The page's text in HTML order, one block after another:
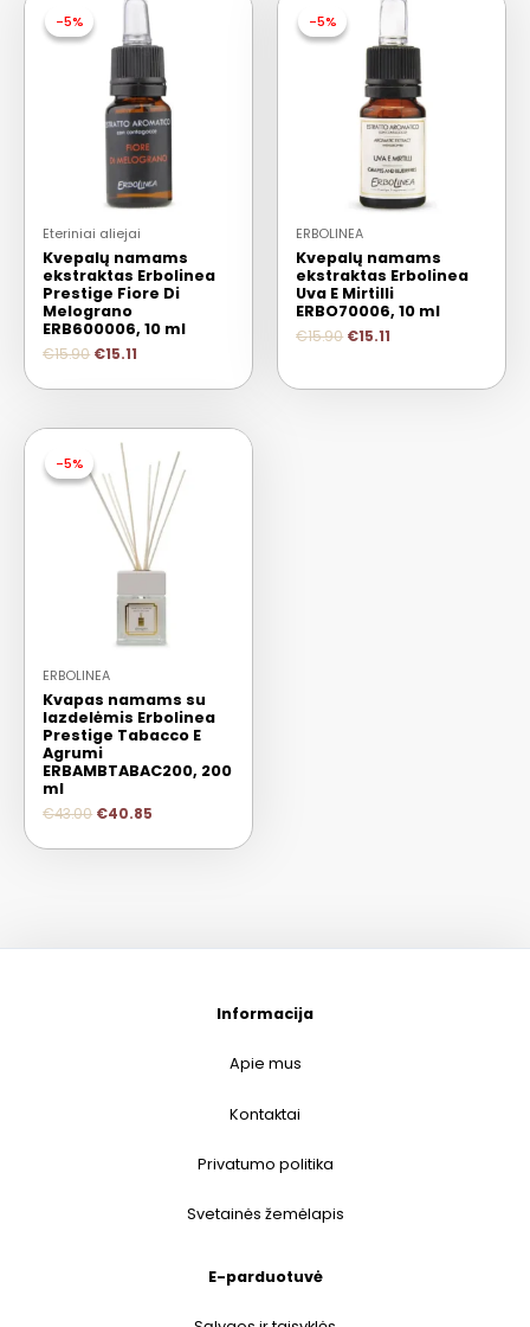
-5%
-5%
Eteriniai aliejai
Kvepalų namams
ekstraktas Erbolinea
Prestige Fiore Di
Melograno
ERB600006, 10 ml
€15.90 €15.11
-5%
-5%
ERBOLINEA
Kvepalų namams
ekstraktas Erbolinea
Uva E Mirtilli
ERBO70006, 10 ml
€15.90 €15.11
-5%
-5%
ERBOLINEA
Kvapas namams su
lazdelėmis Erbolinea
Prestige Tabacco E
Agrumi
ERBAMBTABAC200, 200
ml
€43.00 €40.85
Informacija
Apie mus
Kontaktai
Privatumo politika
Svetainės žemėlapis
E-parduotuvė